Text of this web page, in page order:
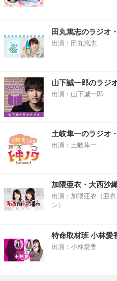
田丸篤志のラジオ
出演：田丸篤志
山下誠一郎のラジ
出演：山下誠一郎
土岐隼一のラジオ
出演：土岐隼一
加隈亜衣・大西沙
出演：加隈亜衣（亜
ン）
特命取材班 小林愛
出演：小林愛香